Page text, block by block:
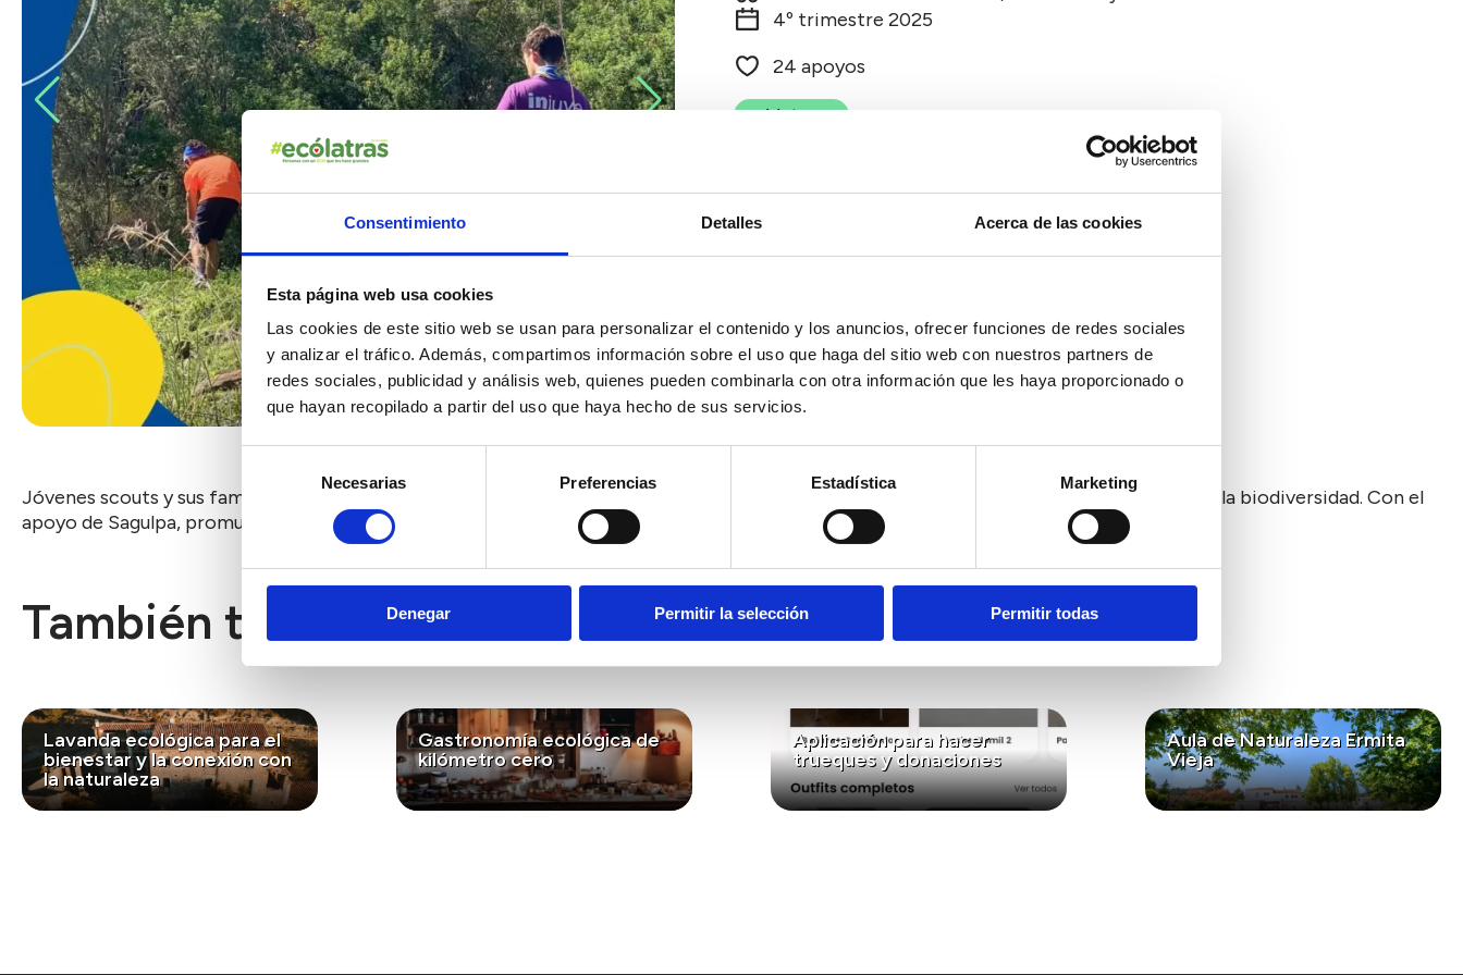
Consentimiento Detalles Acerca de las cookies
Esta página web usa cookies
Las cookies de este sitio web se usan para personalizar el contenido y los anuncios, ofrecer funciones de redes sociales
y analizar el tráfico. Además, compartimos información sobre el uso que haga del sitio web con nuestros partners de
redes sociales, publicidad y análisis web, quienes pueden combinarla con otra información que les haya proporcionado o
que hayan recopilado a partir del uso que haya hecho de sus servicios.
consentimiento
Necesarias Preferencias Estadística Marketing
Denegar Permitir la selección Permitir todas
4º trimestre 2025
24 apoyos
Votar
Jóvenes scouts y sus familias se unen para eliminar especies invasoras en el terreno de Arucas, recuperando ecosistemas y fomentando la biodiversidad. Con el
apoyo de Sagulpa, promueven la cooperación, la educación ambiental y el compromiso activo con la naturaleza.
También te puede interesar...
Lavanda ecológica para el
bienestar y la conexión con
la naturaleza
Gastronomía ecológica de
kilómetro cero
Aplicación para hacer
trueques y donaciones
Aula de Naturaleza Ermita
Vieja